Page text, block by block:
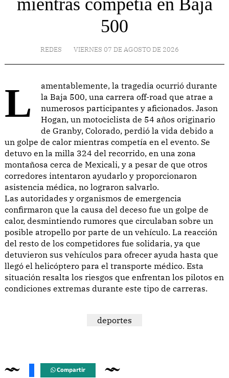
500
REDES VIERNES 07 DE AGOSTO DE 2026
Lamentablemente, la tragedia ocurrió durante
la Baja 500, una carrera off-road que atrae a
numerosos participantes y aficionados. Jason
Hogan, un motociclista de 54 años originario
de Granby, Colorado, perdió la vida debido a
un golpe de calor mientras competía en el evento. Se
detuvo en la milla 324 del recorrido, en una zona
montañosa cerca de Mexicali, y a pesar de que otros
corredores intentaron ayudarlo y proporcionaron
asistencia médica, no lograron salvarlo.
Las autoridades y organismos de emergencia
confirmaron que la causa del deceso fue un golpe de
calor, desmintiendo rumores que circulaban sobre un
posible atropello por parte de un vehículo. La reacción
del resto de los competidores fue solidaria, ya que
detuvieron sus vehículos para ofrecer ayuda hasta que
llegó el helicóptero para el transporte médico. Esta
situación resalta los riesgos que enfrentan los pilotos en
condiciones extremas durante este tipo de carreras.
deportes
Compartir